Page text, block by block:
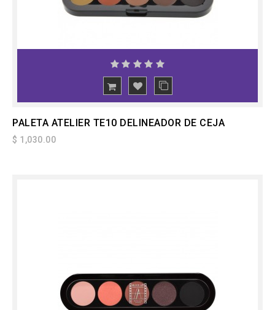
PALETA ATELIER TE10 DELINEADOR DE CEJA
$ 1,030.00